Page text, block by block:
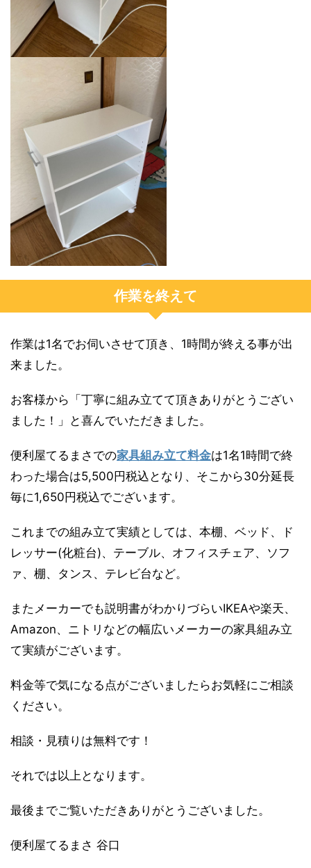
作業を終えて
作業は1名でお伺いさせて頂き、1時間が終える事が出
来ました。
お客様から「丁寧に組み立てて頂きありがとうござい
ました！」と喜んでいただきました。
便利屋てるまさでの家具組み立て料金は1名1時間で終
わった場合は5,500円税込となり、そこから30分延長
毎に1,650円税込でございます。
これまでの組み立て実績としては、本棚、ベッド、ド
レッサー(化粧台)、テーブル、オフィスチェア、ソフ
ァ、棚、タンス、テレビ台など。
またメーカーでも説明書がわかりづらいIKEAや楽天、
Amazon、ニトリなどの幅広いメーカーの家具組み立
て実績がございます。
料金等で気になる点がございましたらお気軽にご相談
ください。
相談・見積りは無料です！
それでは以上となります。
最後までご覧いただきありがとうございました。
便利屋てるまさ 谷口